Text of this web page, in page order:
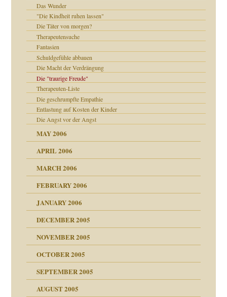
Das Wunder
"Die Kindheit ruhen lassen"
Die Täter von morgen?
Therapeutensuche
Fantasien
Schuldgefühle abbauen
Die Macht der Verdrängung
Die "traurige Freude"
Therapeuten-Liste
Die geschrumpfte Empathie
Entlastung auf Kosten der Kinder
Die Angst vor der Angst
MAY 2006
APRIL 2006
MARCH 2006
FEBRUARY 2006
JANUARY 2006
DECEMBER 2005
NOVEMBER 2005
OCTOBER 2005
SEPTEMBER 2005
AUGUST 2005